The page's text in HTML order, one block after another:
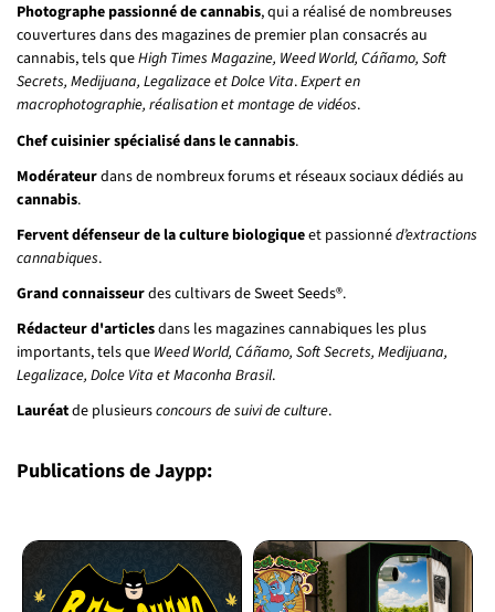
Photographe passionné de cannabis, qui a réalisé de nombreuses
couvertures dans des magazines de premier plan consacrés au
cannabis, tels queHigh Times Magazine, Weed World, Cáñamo, Soft
Secrets, Medijuana, Legalizace et Dolce Vita.Expert en
macrophotographie, réalisation et montage de vidéos.
Chef cuisinier spécialisé dans le cannabis.
Modérateurdans de nombreux forums et réseaux sociaux dédiés au
cannabis.
Fervent défenseur de la culture biologiqueet passionnéd’extractions
cannabiques.
Grand connaisseurdes cultivars de Sweet Seeds®.
Rédacteur d'articlesdans les magazines cannabiques les plus
importants, tels que Weed World, Cáñamo, Soft Secrets, Medijuana,
Legalizace, Dolce Vita et Maconha Brasil.
Lauréatde plusieursconcours de suivi de culture.
Publications de Jaypp: